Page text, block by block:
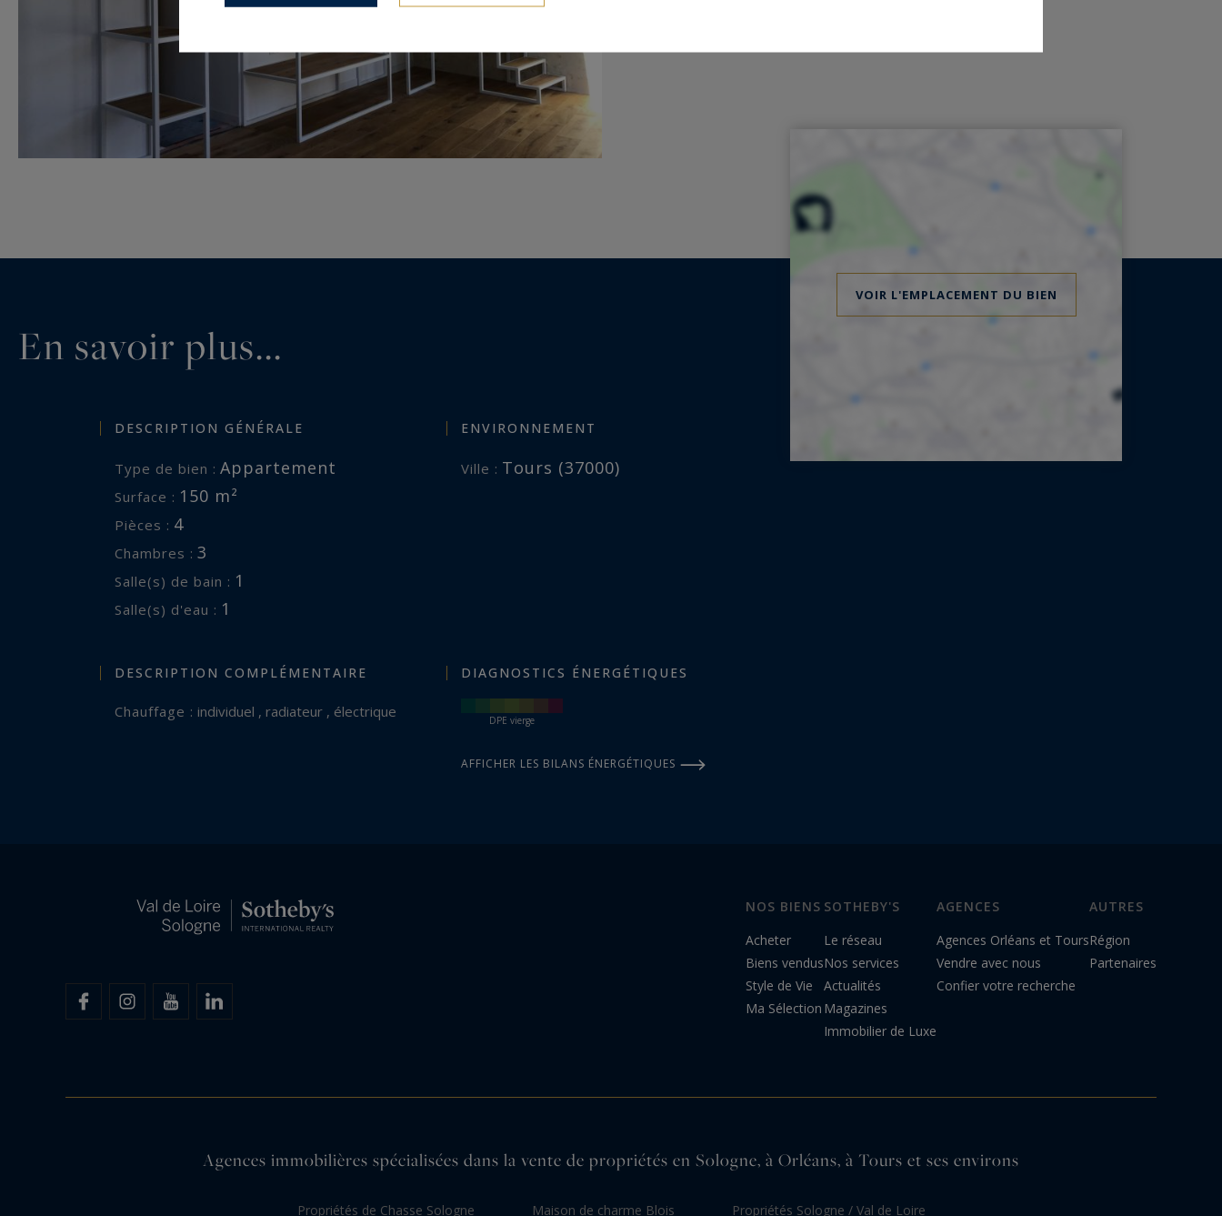
En savoir plus...
DESCRIPTION GÉNÉRALE
Type de bien : Appartement
Surface : 150 m²
Pièces : 4
Chambres : 3
Salle(s) de bain : 1
Salle(s) d'eau : 1
ENVIRONNEMENT
Ville : Tours (37000)
DESCRIPTION COMPLÉMENTAIRE
Chauffage : individuel , radiateur , électrique
DIAGNOSTICS ÉNERGÉTIQUES
DPE vierge
AFFICHER LES BILANS ÉNERGÉTIQUES
VOIR L'EMPLACEMENT DU BIEN
NOS BIENS
Acheter
Biens vendus
Style de Vie
Ma Sélection
SOTHEBY'S
Le réseau
Nos services
Actualités
Magazines
Immobilier de Luxe
AGENCES
Agences Orléans et Tours
Vendre avec nous
Confier votre recherche
AUTRES
Région
Partenaires
Agences immobilières spécialisées dans la vente de propriétés en Sologne, à Orléans, à Tours et ses environs
Propriétés de Chasse Sologne Maison de charme Blois Propriétés Sologne / Val de Loire